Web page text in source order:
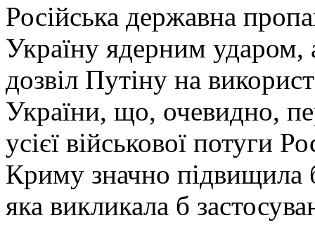
Російська державна
Україну ядерним ударом,
дозвіл Путіну на
України, що, очевидно,
усієї військової потуги
Криму значно підвищила
яка викликала б